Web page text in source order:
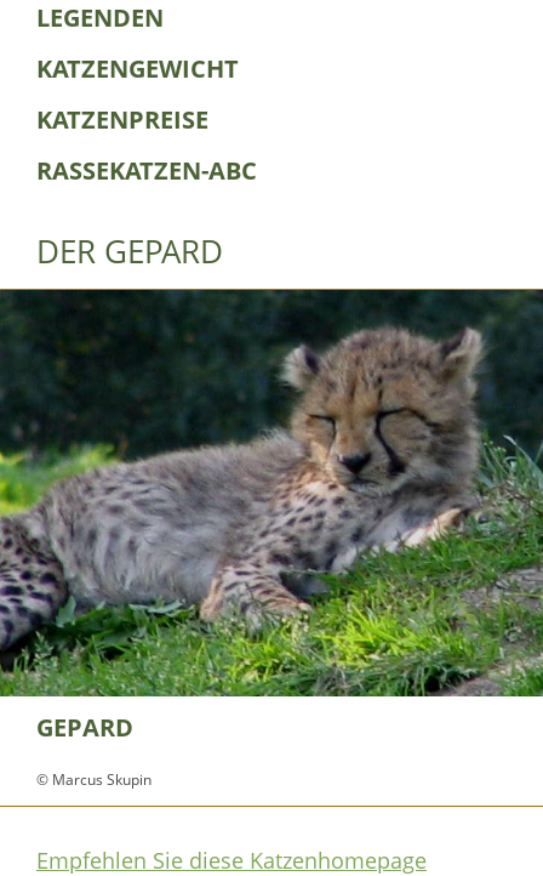
LEGENDEN
KATZENGEWICHT
KATZENPREISE
RASSEKATZEN-ABC
DER GEPARD
GEPARD
© Marcus Skupin
Empfehlen Sie diese Katzenhomepage